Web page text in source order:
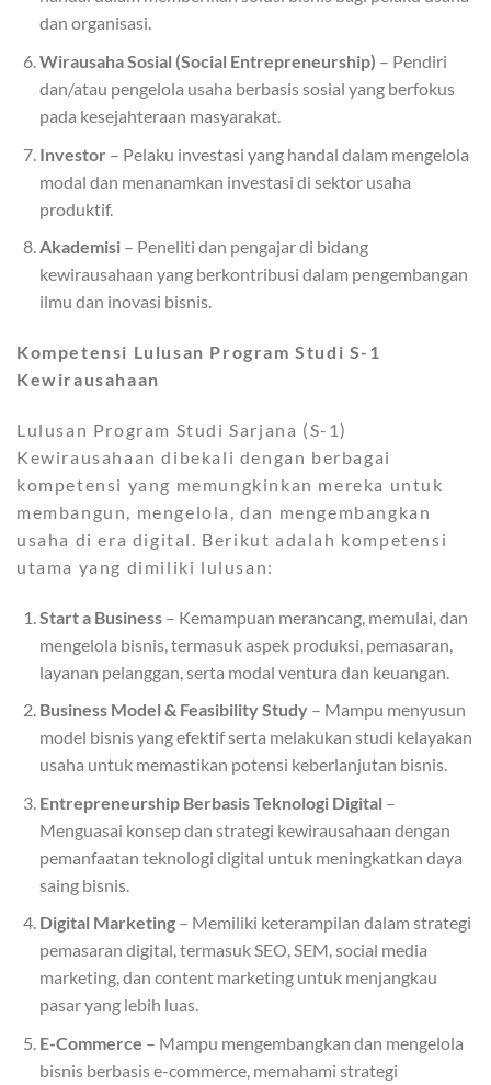
dan organisasi.
Wirausaha Sosial (Social Entrepreneurship) – Pendiri
dan/atau pengelola usaha berbasis sosial yang berfokus
pada kesejahteraan masyarakat.
Investor – Pelaku investasi yang handal dalam mengelola
modal dan menanamkan investasi di sektor usaha
produktif.
Akademisi– Peneliti dan pengajar di bidang
kewirausahaan yang berkontribusi dalam pengembangan
ilmu dan inovasi bisnis.
Kompetensi Lulusan Program Studi S-1
Kewirausahaan
Lulusan Program Studi Sarjana (S-1)
Kewirausahaan dibekali dengan berbagai
kompetensi yang memungkinkan mereka untuk
membangun, mengelola, dan mengembangkan
usaha di era digital. Berikut adalah kompetensi
utama yang dimiliki lulusan:
Start a Business– Kemampuan merancang, memulai, dan
mengelola bisnis, termasuk aspek produksi, pemasaran,
layanan pelanggan, serta modal ventura dan keuangan.
Business Model & Feasibility Study– Mampu menyusun
model bisnis yang efektif serta melakukan studi kelayakan
usaha untuk memastikan potensi keberlanjutan bisnis.
Entrepreneurship Berbasis Teknologi Digital –
Menguasai konsep dan strategi kewirausahaan dengan
pemanfaatan teknologi digital untuk meningkatkan daya
saing bisnis.
Digital Marketing– Memiliki keterampilan dalam strategi
pemasaran digital, termasuk SEO, SEM, social media
marketing, dan content marketing untuk menjangkau
pasar yang lebih luas.
E-Commerce – Mampu mengembangkan dan mengelola
bisnis berbasis e-commerce, memahami strategi